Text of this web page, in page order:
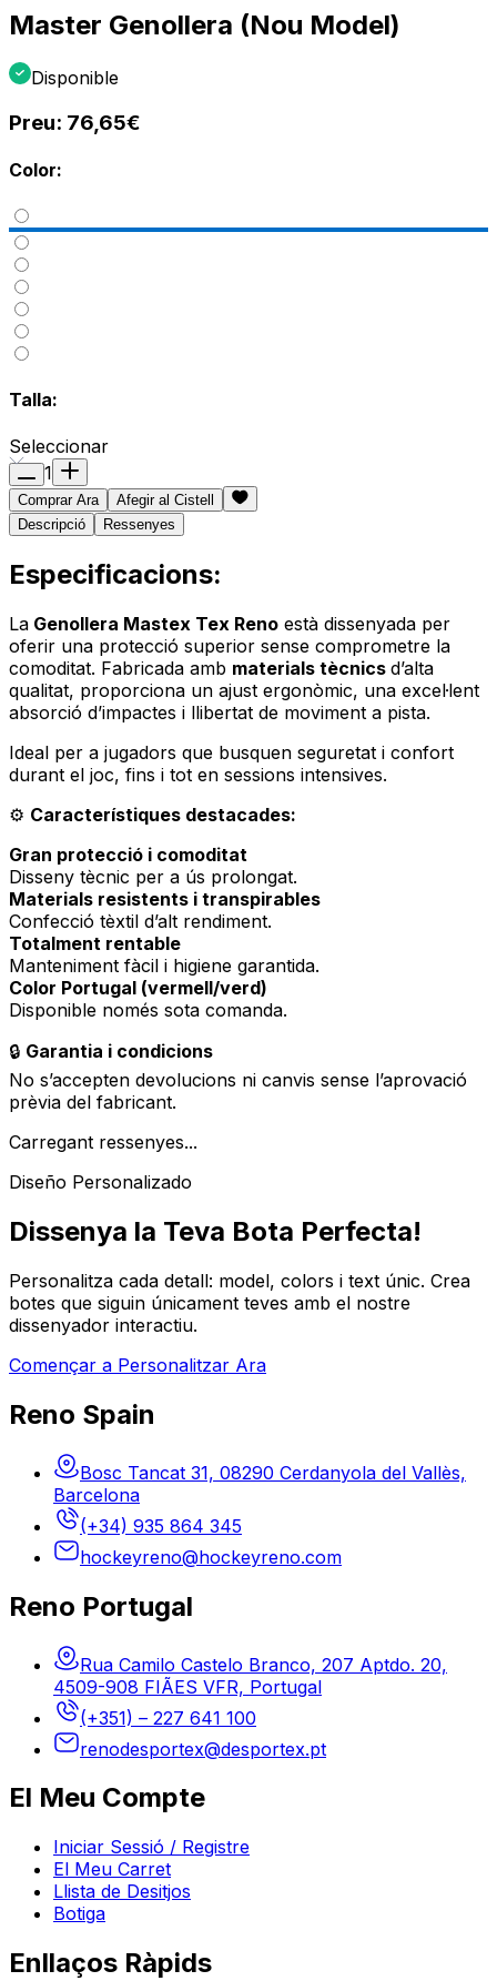
Master Genollera (Nou Model)
Disponible
Preu: 76,65€
Color:
Talla:
Seleccionar
1
Comprar Ara
Afegir al Cistell
Descripció
Ressenyes
Especificacions:
La Genollera Mastex Tex Reno està dissenyada per
oferir una protecció superior sense comprometre la
comoditat. Fabricada amb materials tècnics d’alta
qualitat, proporciona un ajust ergonòmic, una excel·lent
absorció d’impactes i llibertat de moviment a pista.
Ideal per a jugadors que busquen seguretat i confort
durant el joc, fins i tot en sessions intensives.
⚙️ Característiques destacades:
Gran protecció i comoditat
Disseny tècnic per a ús prolongat.
Materials resistents i transpirables
Confecció tèxtil d’alt rendiment.
Totalment rentable
Manteniment fàcil i higiene garantida.
Color Portugal (vermell/verd)
Disponible només sota comanda.
🔒 Garantia i condicions
No s’accepten devolucions ni canvis sense l’aprovació
prèvia del fabricant.
Carregant ressenyes...
Diseño Personalizado
Dissenya la Teva Bota Perfecta!
Personalitza cada detall: model, colors i text únic. Crea
botes que siguin únicament teves amb el nostre
dissenyador interactiu.
Començar a Personalitzar Ara
Reno Spain
Bosc Tancat 31, 08290 Cerdanyola del Vallès,
Barcelona
(+34) 935 864 345
hockeyreno@hockeyreno.com
Reno Portugal
Rua Camilo Castelo Branco, 207 Aptdo. 20,
4509-908 FIÃES VFR, Portugal
(+351) – 227 641 100
renodesportex@desportex.pt
El Meu Compte
Iniciar Sessió / Registre
El Meu Carret
Llista de Desitjos
Botiga
Enllaços Ràpids